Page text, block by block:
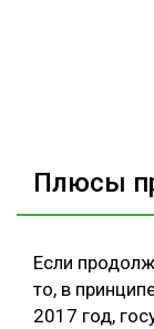
Плюсы
Если
то, в
2017 год,